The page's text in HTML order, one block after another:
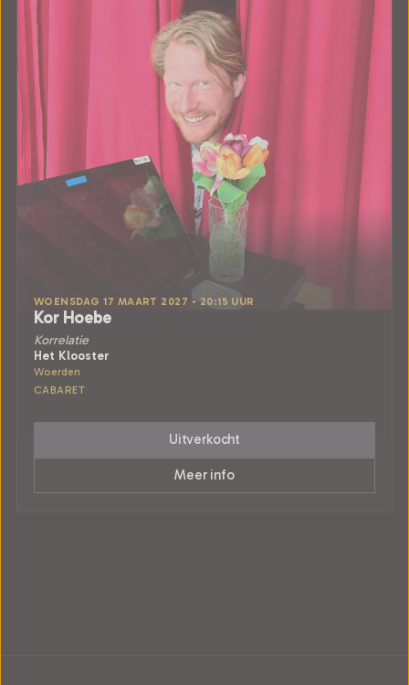
WOENSDAG 17 MAART 2027 • 20:15 UUR
Kor Hoebe
Korrelatie
Het Klooster
Woerden
CABARET
Uitverkocht
Meer info